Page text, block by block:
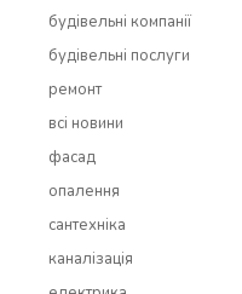
будівельні компанії
будівельні послуги
ремонт
всi новини
фасад
опалення
сантехніка
каналізація